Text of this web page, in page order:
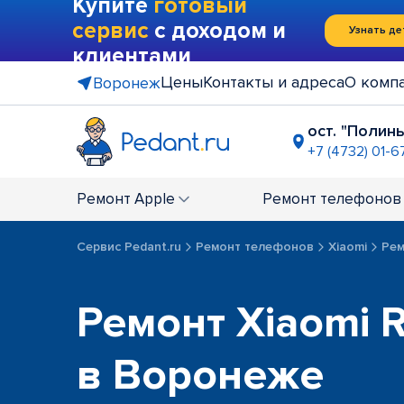
Купите готовый
сервис с доходом и
клиентами
Узнать
ВоронежЦеныКонтакты и адресаО
ост.
+7 (4732) 01-
+7 (4732)
Центр
+7 (4732)
Ремонт Apple Ремонт телефонов
Сервис Pedant.ru Ремонт телефонов Xiaomi
Ремонт Xiaomi
в Воронеже